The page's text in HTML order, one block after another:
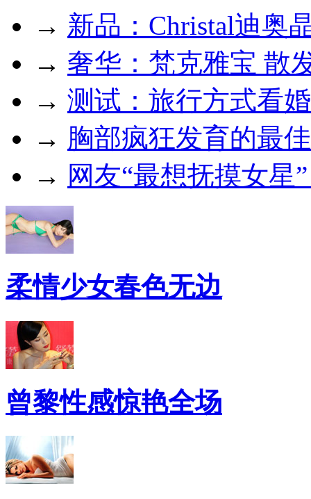
→ 新品：Christal迪奥
→ 奢华：梵克雅宝 散
→ 测试：旅行方式看
→ 胸部疯狂发育的最
→ 网友“最想抚摸女星
柔情少女春色无边
曾黎性感惊艳全场